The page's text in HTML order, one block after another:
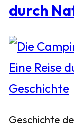
durch
Geschichte